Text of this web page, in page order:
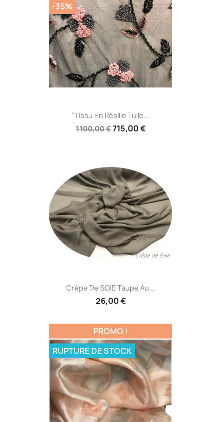
"Tissu En Résille Tulle...
1 100,00 €715,00 €
-35%
Crêpe De SOIE Taupe Au...
26,00 €
PROMO !
RUPTURE DE STOCK